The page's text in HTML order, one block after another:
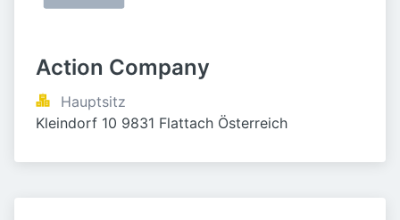
Action Company
Hauptsitz
Kleindorf 10 9831 Flattach Österreich